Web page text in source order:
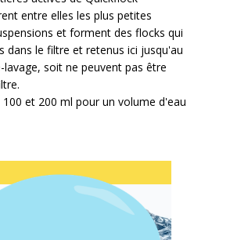
entre elles les plus petites
et forment des flocks qui
dans le filtre et retenus ici jusqu'au
soit ne peuvent pas être
et 200 ml pour un volume d'eau